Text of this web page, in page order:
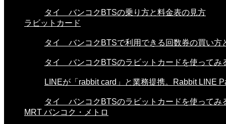
タイ バンコクBTSの乗り方と料金表の見方
ラビットカード
タイ バンコクBTSで利用できる回数券の買い方
タイ バンコクBTSのラビットカードを使ってみ
LINEが「rabbit card」と業務提携。Rabbit LINE
タイ バンコクBTSのラビットカードを使ってみ
MRT バンコク・メトロ